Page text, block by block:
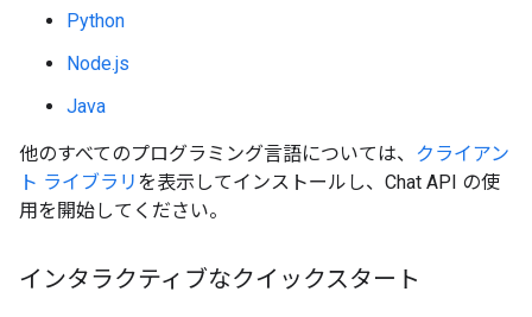
Python
Node.js
Java
他のすべてのプログラミング言語については、 クライアン
ト ライブラリ を表示してインストールし、Chat API の使
用を開始してください。
インタラクティブなクイックスタート